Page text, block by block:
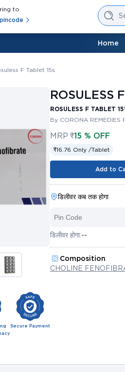
to
Home
F Tablet 15s
Secure Payment
ROSULESS
ROSULESS F TABLET
By CORONA REMEDIES
MRP ₹15 % OFF
₹16.76 Only /Tablet
Add to
डिलीवर कब तक होगा
डिलीवर होगा:--
Composition
CHOLINE